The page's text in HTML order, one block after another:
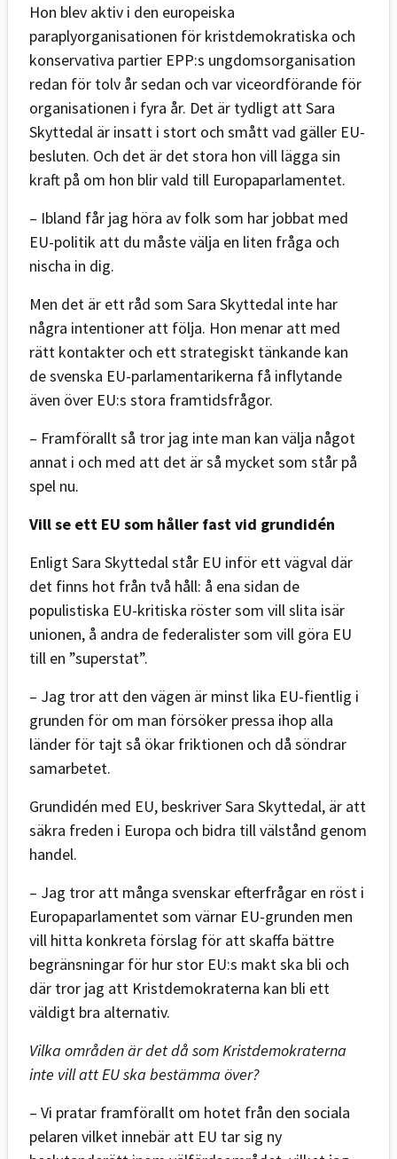
Hon blev aktiv i den europeiska
paraplyorganisationen för kristdemokratiska och
konservativa partier EPP:s ungdomsorganisation
redan för tolv år sedan och var viceordförande för
organisationen i fyra år. Det är tydligt att Sara
Skyttedal är insatt i stort och smått vad gäller EU-
besluten. Och det är det stora hon vill lägga sin
kraft på om hon blir vald till Europaparlamentet.
– Ibland får jag höra av folk som har jobbat med
EU-politik att du måste välja en liten fråga och
nischa in dig.
Men det är ett råd som Sara Skyttedal inte har
några intentioner att följa. Hon menar att med
rätt kontakter och ett strategiskt tänkande kan
de svenska EU-parlamentarikerna få inflytande
även över EU:s stora framtidsfrågor.
– Framförallt så tror jag inte man kan välja något
annat i och med att det är så mycket som står på
spel nu.
Vill se ett EU som håller fast vid grundidén
Enligt Sara Skyttedal står EU inför ett vägval där
det finns hot från två håll: å ena sidan de
populistiska EU-kritiska röster som vill slita isär
unionen, å andra de federalister som vill göra EU
till en ”superstat”.
– Jag tror att den vägen är minst lika EU-fientlig i
grunden för om man försöker pressa ihop alla
länder för tajt så ökar friktionen och då söndrar
samarbetet.
Grundidén med EU, beskriver Sara Skyttedal, är att
säkra freden i Europa och bidra till välstånd genom
handel.
– Jag tror att många svenskar efterfrågar en röst i
Europaparlamentet som värnar EU-grunden men
vill hitta konkreta förslag för att skaffa bättre
begränsningar för hur stor EU:s makt ska bli och
där tror jag att Kristdemokraterna kan bli ett
väldigt bra alternativ.
Vilka områden är det då som Kristdemokraterna
inte vill att EU ska bestämma över?
– Vi pratar framförallt om hotet från den sociala
pelaren vilket innebär att EU tar sig ny